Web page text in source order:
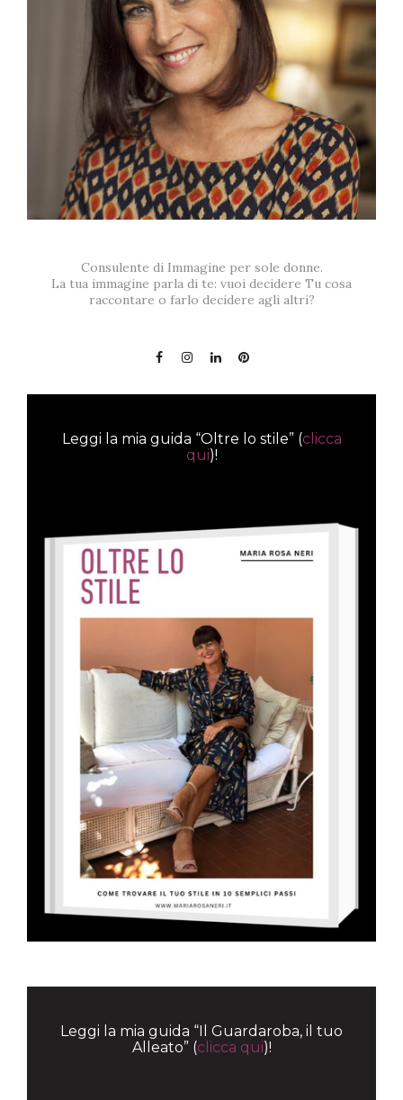
Consulente di Immagine per sole donne.
La tua immagine parla di te: vuoi decidere Tu cosa
raccontare o farlo decidere agli altri?
Leggi la mia guida “Oltre lo stile” (clicca
qui)!
Leggi la mia guida “Il Guardaroba, il tuo
Alleato” (clicca qui)!